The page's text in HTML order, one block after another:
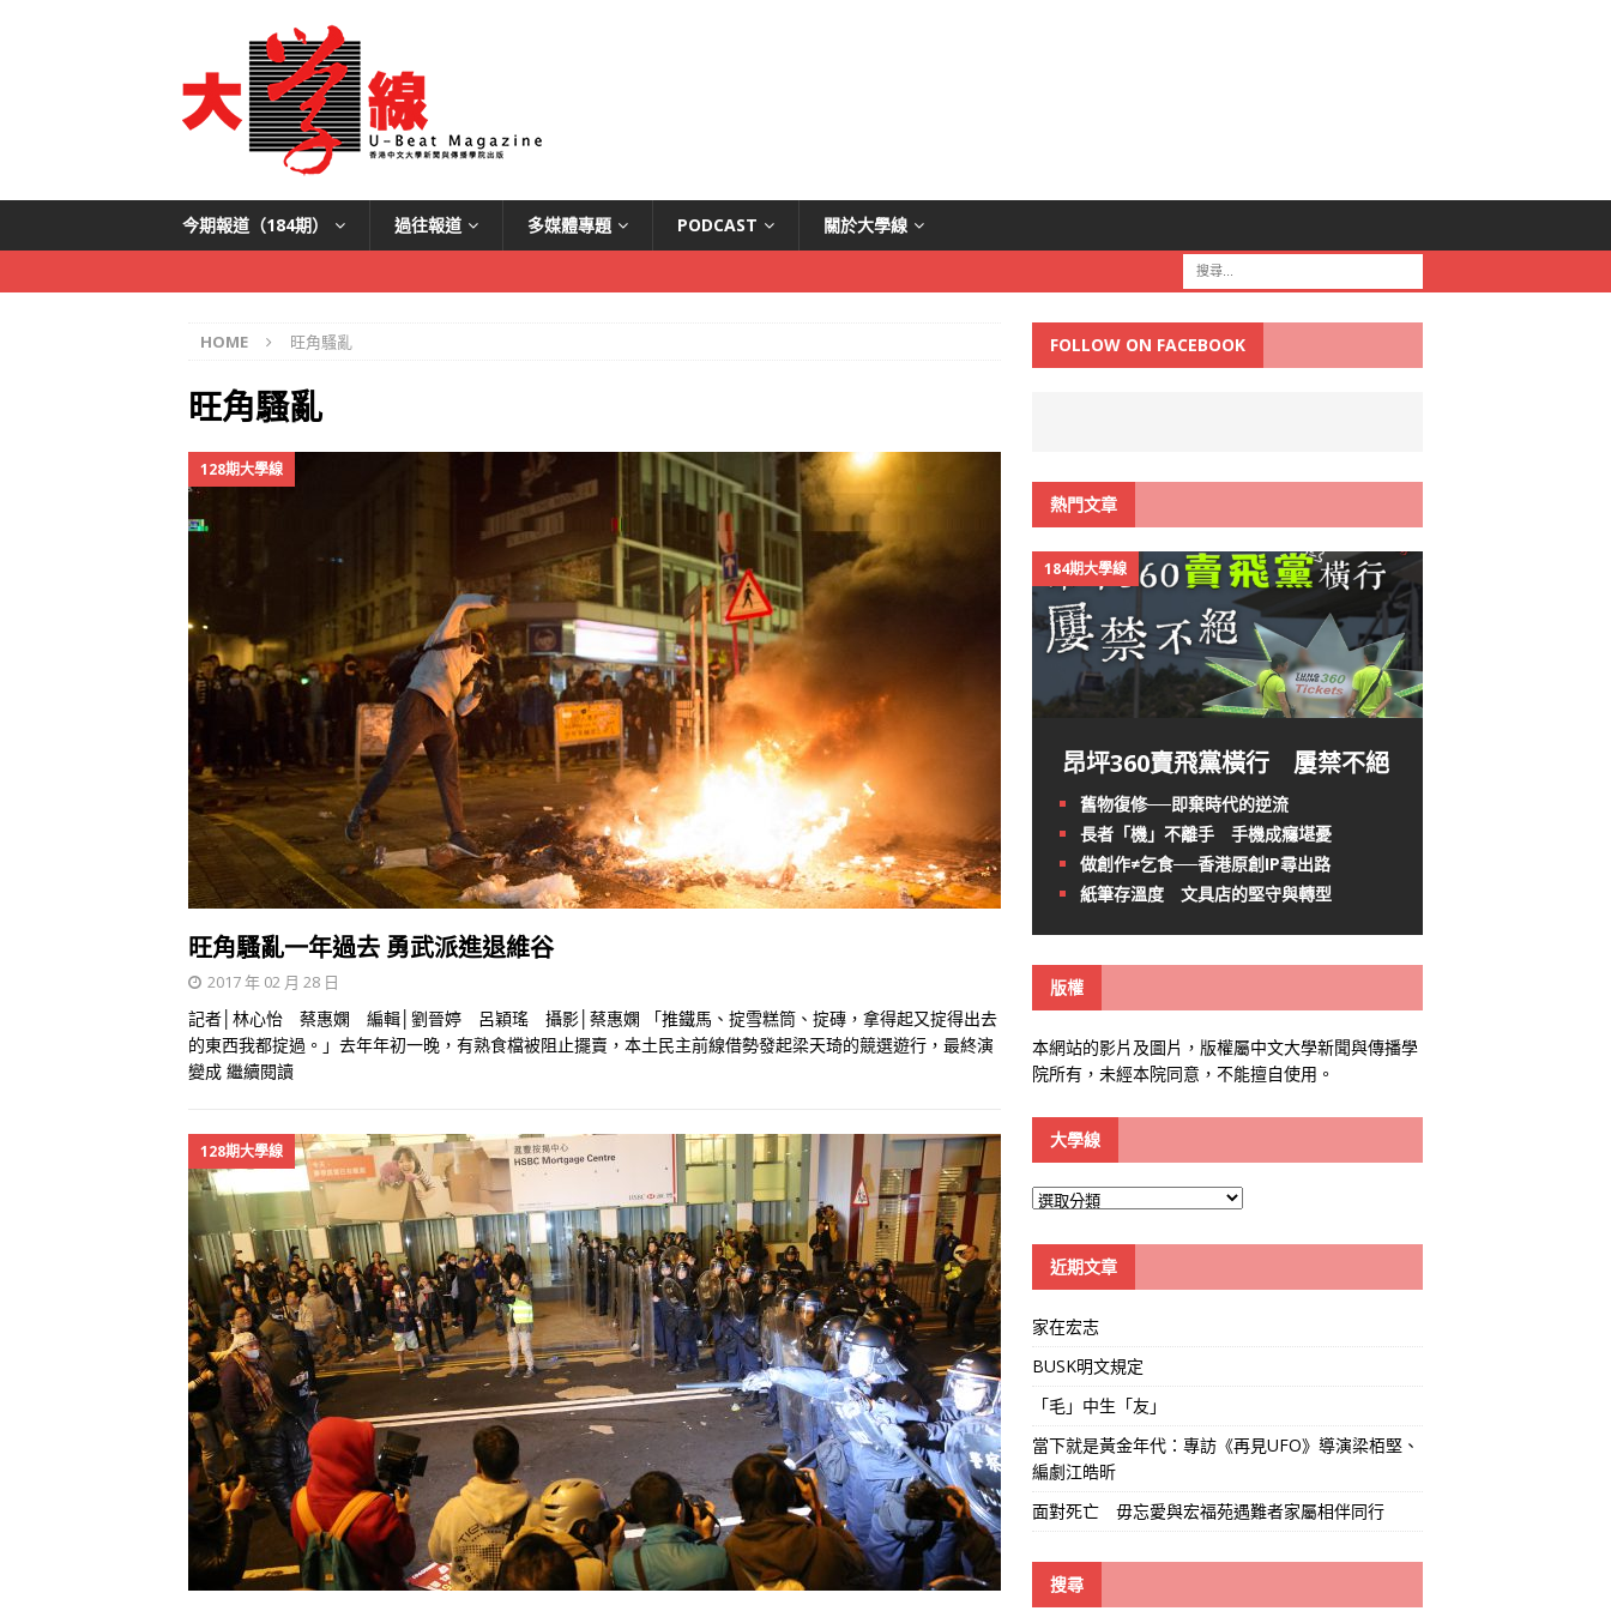
今期報道（184期） 過往報道 多媒體專題 PODCAST 關於大學線
HOME 旺角騷亂
旺角騷亂
128期大學線
旺角騷亂一年過去 勇武派進退維谷
2017 年 02 月 28 日
記者│林心怡 蔡惠嫻 編輯│劉晉婷 呂穎瑤 攝影│蔡惠嫻 「推鐵馬、掟雪糕筒、掟磚，拿得起又掟得出去
的東西我都掟過。」去年年初一晚，有熟食檔被阻止擺賣，本土民主前線借勢發起梁天琦的競選遊行，最終演
變成 繼續閱讀
128期大學線
FOLLOW ON FACEBOOK
熱門文章
184期大學線
昂坪360賣飛黨橫行 屢禁不絕
舊物復修──即棄時代的逆流
長者「機」不離手 手機成癮堪憂
做創作≠乞食──香港原創IP尋出路
紙筆存溫度 文具店的堅守與轉型
版權
本網站的影片及圖片，版權屬中文大學新聞與傳播學
院所有，未經本院同意，不能擅自使用。
大學線
大
線
近期文章
家在宏志
BUSK明文規定
「毛」中生「友」
當下就是黃金年代：專訪《再見UFO》導演梁栢堅、
編劇江皓昕
面對死亡 毋忘愛與宏福苑遇難者家屬相伴同行
搜尋